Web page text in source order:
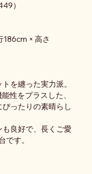
）
× 高さ
を纏った実力派。
性をプラスした、
ったりの素晴らし
も良好で、長くご愛
です。